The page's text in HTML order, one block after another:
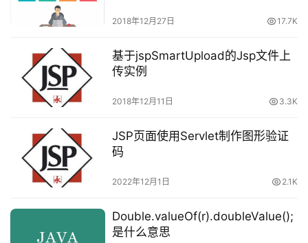
2018年12月27日 17.7K
基于jspSmartUpload的Jsp文件上
传实例
2018年12月11日 3.3K
JSP页面使用Servlet制作图形验证
码
2022年12月1日 2.1K
Double.valueOf(r).doubleValue();
是什么意思